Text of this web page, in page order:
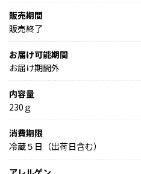
販売期間
販売終了
お届け可能期間
お届け期間外
内容量
230ｇ
消費期限
冷蔵５日（出荷日含む）